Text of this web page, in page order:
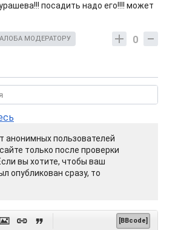
посадить надо его!!!! может
0
МОДЕРАТОРУ
анонимных пользователей
только после проверки
вы хотите, чтобы ваш
опубликован сразу, то
   [BBcode]